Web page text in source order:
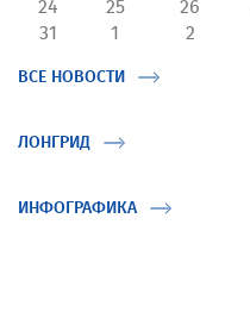
24
25 26
31
1 2
ВСЕ НОВОСТИ
ЛОНГРИД
ИНФОГРАФИКА